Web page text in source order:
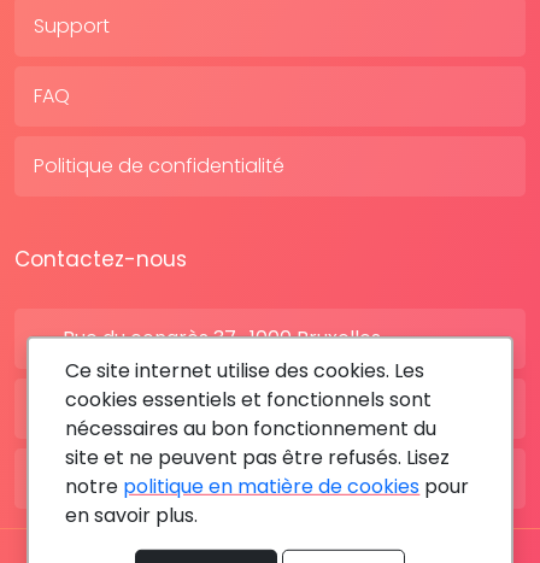
Support
FAQ
Politique de confidentialité
Contactez-nous
Rue du congrès 37 , 1000 Bruxelles
BE: +32 28080227
FR: +33 183642895
Ce site internet utilise des cookies. Les
cookies essentiels et fonctionnels sont
nécessaires au bon fonctionnement du
site et ne peuvent pas être refusés. Lisez
notre politique en matière de cookies pour
en savoir plus.